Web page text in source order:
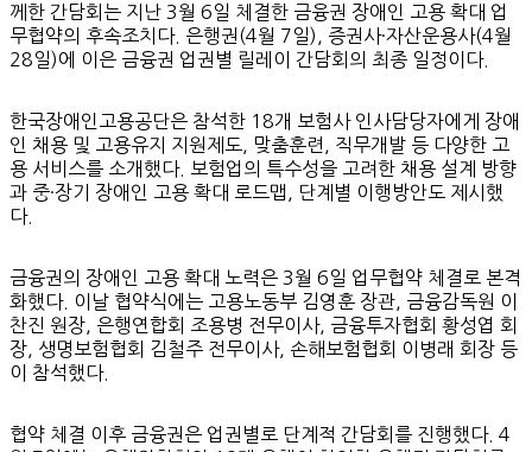
께한 간담회는 지난 3월 6일 체결한 금융권 장애인 고용 확대 업
무협약의 후속조치다. 은행권(4월 7일), 증권사·자산운용사(4월
28일)에 이은 금융권 업권별 릴레이 간담회의 최종 일정이다.
한국장애인고용공단은 참석한 18개 보험사 인사담당자에게 장애
인 채용 및 고용유지 지원제도, 맞춤훈련, 직무개발 등 다양한 고
용 서비스를 소개했다. 보험업의 특수성을 고려한 채용 설계 방향
과 중·장기 장애인 고용 확대 로드맵, 단계별 이행방안도 제시했
다.
금융권의 장애인 고용 확대 노력은 3월 6일 업무협약 체결로 본격
화했다. 이날 협약식에는 고용노동부 김영훈 장관, 금융감독원 이
찬진 원장, 은행연합회 조용병 전무이사, 금융투자협회 황성엽 회
장, 생명보험협회 김철주 전무이사, 손해보험협회 이병래 회장 등
이 참석했다.
협약 체결 이후 금융권은 업권별로 단계적 간담회를 진행했다. 4